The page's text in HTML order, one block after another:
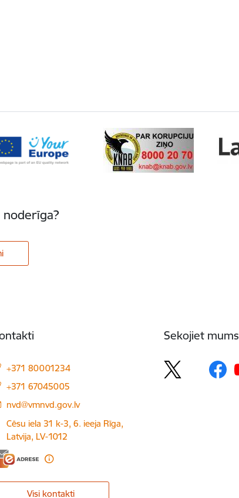
+371 80001234
+371 67045005
E-pasts:
nvd@vmnvd.gov.lv
Cēsu iela 31 k-3, 6. ieeja Rīga,
Latvija, LV-1012
Visi kontakti
Sekojiet mums